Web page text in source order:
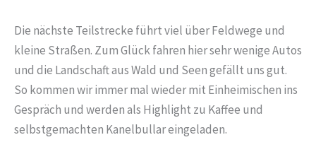
Die nächste Teilstrecke führt viel über Feldwege und
kleine Straßen. Zum Glück fahren hier sehr wenige Autos
und die Landschaft aus Wald und Seen gefällt uns gut.
So kommen wir immer mal wieder mit Einheimischen ins
Gespräch und werden als Highlight zu Kaffee und
selbstgemachten Kanelbullar eingeladen.